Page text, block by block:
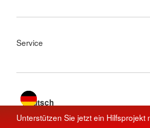
Unterstützen Sie jetzt ein Hilfsprojekt
Service
Sprache wechseln zu